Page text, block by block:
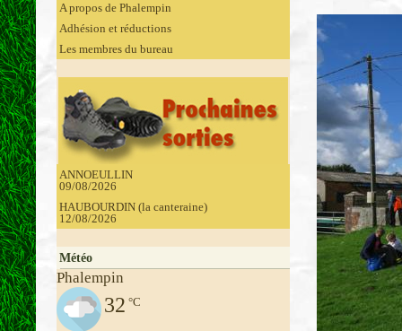
A propos de Phalempin
Adhésion et réductions
Les membres du bureau
ANNOEULLIN
09/08/2026
HAUBOURDIN (la canteraine)
12/08/2026
Météo
Phalempin
32 °C